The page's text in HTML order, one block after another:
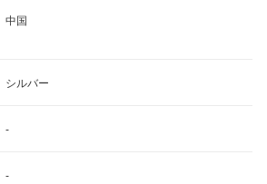
中国
シルバー
-
-